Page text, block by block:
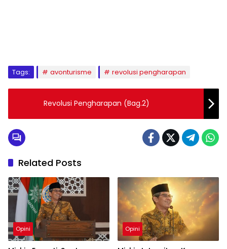
Tags: avonturisme revolusi pengharapan
Revolusi Pengharapan (Bag.2)
Related Posts
Opini Opini